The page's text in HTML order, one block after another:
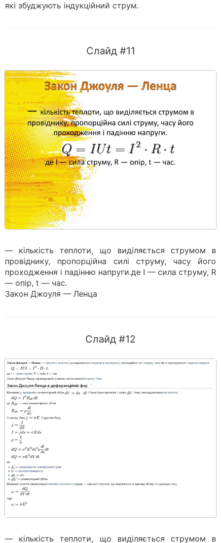
які збуджують індукційний струм.
Слайд #11
— кількість теплоти, що виділяється струмом в
провіднику, пропорційна силі струму, часу його
проходження і падінню напруги.де I — сила струму, R
— опір, t — час.
Закон Джоуля — Ленца
Слайд #12
— кількість теплоти, що виділяється струмом в